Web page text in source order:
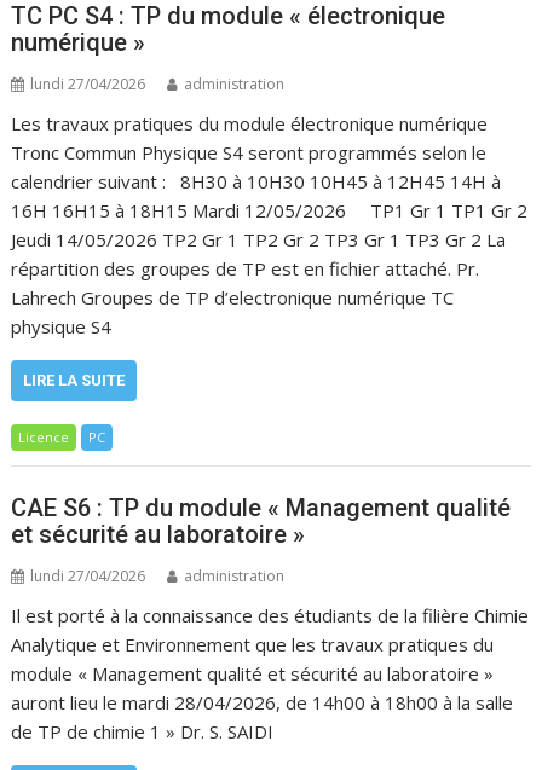
TC PC S4 : TP du module « électronique
numérique »
lundi 27/04/2026 administration
Les travaux pratiques du module électronique numérique
Tronc Commun Physique S4 seront programmés selon le
calendrier suivant : 8H30 à 10H30 10H45 à 12H45 14H à
16H 16H15 à 18H15 Mardi 12/05/2026 TP1 Gr 1 TP1 Gr 2
Jeudi 14/05/2026 TP2 Gr 1 TP2 Gr 2 TP3 Gr 1 TP3 Gr 2 La
répartition des groupes de TP est en fichier attaché. Pr.
Lahrech Groupes de TP d’electronique numérique TC
physique S4
LIRE LA SUITE
Licence PC
CAE S6 : TP du module « Management qualité
et sécurité au laboratoire »
lundi 27/04/2026 administration
Il est porté à la connaissance des étudiants de la filière Chimie
Analytique et Environnement que les travaux pratiques du
module « Management qualité et sécurité au laboratoire »
auront lieu le mardi 28/04/2026, de 14h00 à 18h00 à la salle
de TP de chimie 1 » Dr. S. SAIDI